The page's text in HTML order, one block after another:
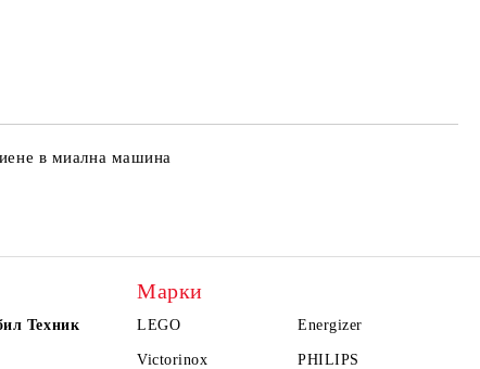
в миална машина
Техник
Марки
LEGO Energizer
Victorinox PHILIPS